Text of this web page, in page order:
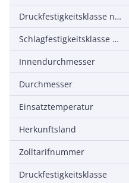
Druckfestigkeitsklasse nach EN 61386-1
Schlagfestigkeitsklasse nach EN 61386-1
Innendurchmesser
Durchmesser
Einsatztemperatur
Herkunftsland
Zolltarifnummer
Druckfestigkeitsklasse